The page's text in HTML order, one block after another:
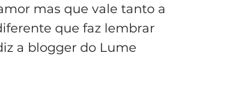
mas que vale tanto a
que faz lembrar
a blogger do Lume